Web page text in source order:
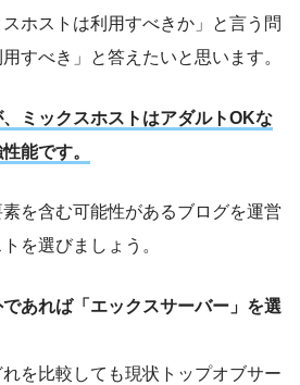
ホストは利用すべきか」と言う問
すべき」と答えたいと思います。
ミックスホストはアダルトOKな
能です。
を含む可能性があるブログを運営
を選びましょう。
あれば「エックスサーバー」を選
を比較しても現状トップオブサー